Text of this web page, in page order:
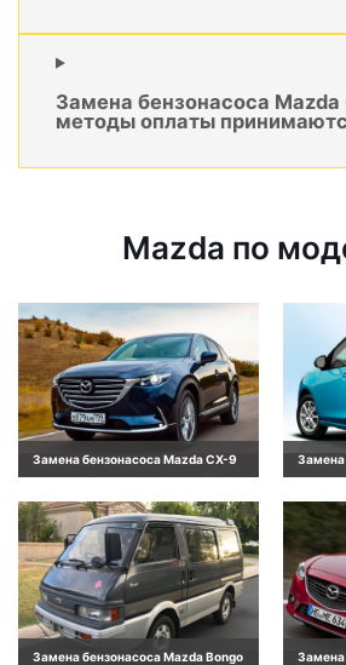
Замена бензонасоса
методы оплаты
Mazda по
Замена бензонасоса Mazda CX-9 Замена
Замена бензонасоса Mazda Bongo Замена